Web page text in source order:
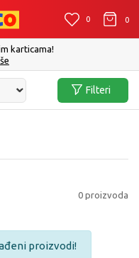
0 0
karticama!
Filteri
0 proizvoda
proizvodi!